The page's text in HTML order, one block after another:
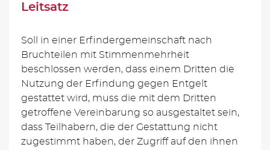
Leitsatz
Soll in einer Erfindergemeinschaft nach
Bruchteilen mit Stimmenmehrheit
beschlossen werden, dass einem Dritten die
Nutzung der Erfindung gegen Entgelt
gestattet wird, muss die mit dem Dritten
getroffene Vereinbarung so ausgestaltet sein,
dass Teilhabern, die der Gestattung nicht
zugestimmt haben, der Zugriff auf den ihnen